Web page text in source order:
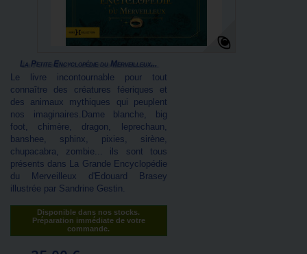
La Petite Encyclopédie du Merveilleux...
Le livre incontournable pour tout
connaître des créatures féeriques et
des animaux mythiques qui peuplent
nos imaginaires.Dame blanche, big
foot, chimère, dragon, leprechaun,
banshee, sphinx, pixies, sirène,
chupacabra, zombie... ils sont tous
présents dans La Grande Encyclopédie
du Merveilleux d'Edouard Brasey
illustrée par Sandrine Gestin.
Disponible dans nos stocks.
Préparation immédiate de votre
commande.